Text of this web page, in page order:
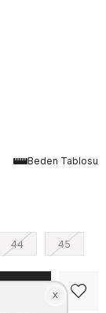
Beden Tablosu
44 45